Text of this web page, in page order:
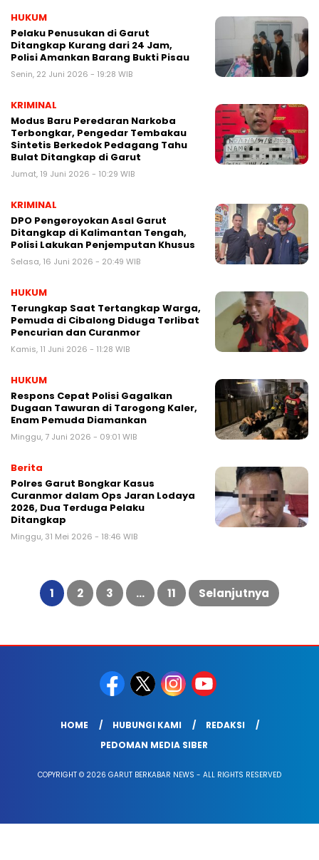
HUKUM
Pelaku Penusukan di Garut
Ditangkap Kurang dari 24 Jam,
Polisi Amankan Barang Bukti Pisau
Senin, 22 Juni 2026 - 19:28 WIB
KRIMINAL
Modus Baru Peredaran Narkoba
Terbongkar, Pengedar Tembakau
Sintetis Berkedok Pedagang Tahu
Bulat Ditangkap di Garut
Jumat, 19 Juni 2026 - 10:29 WIB
KRIMINAL
DPO Pengeroyokan Asal Garut
Ditangkap di Kalimantan Tengah,
Polisi Lakukan Penjemputan Khusus
Selasa, 16 Juni 2026 - 20:49 WIB
HUKUM
Terungkap Saat Tertangkap Warga,
Pemuda di Cibalong Diduga Terlibat
Pencurian dan Curanmor
Kamis, 11 Juni 2026 - 11:28 WIB
HUKUM
Respons Cepat Polisi Gagalkan
Dugaan Tawuran di Tarogong Kaler,
Enam Pemuda Diamankan
Minggu, 7 Juni 2026 - 09:01 WIB
Berita
Polres Garut Bongkar Kasus
Curanmor dalam Ops Jaran Lodaya
2026, Dua Terduga Pelaku
Ditangkap
Minggu, 31 Mei 2026 - 18:46 WIB
Paginasi
pos
1 2 3 … 11 Selanjutnya
HOME HUBUNGI KAMI
REDAKSI
PEDOMAN MEDIA SIBER
COPYRIGHT © 2026 GARUT BERKABAR NEWS - ALL RIGHTS RESERVED